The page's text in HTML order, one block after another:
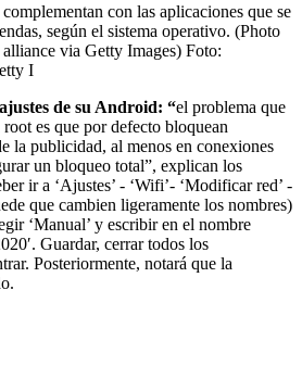
con las aplicaciones que se
según el sistema operativo. (Photo
via Getty Images) Foto:
I
de su Android: “el problema que
es que por defecto bloquean
la publicidad, al menos en conexiones
un bloqueo total”, explican los
ir a ‘Ajustes’ - ‘Wifi’- ‘Modificar red’ -
que cambien ligeramente los nombres)
‘Manual’ y escribir en el nombre
Guardar, cerrar todos los
Posteriormente, notará que la